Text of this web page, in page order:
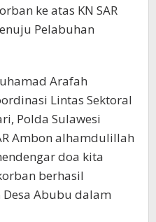
ke atas KN SAR
Pelabuhan
Arafah
Lintas Sektoral
Polda Sulawesi
Ambon alhamdulillah
doa kita
berhasil
Abubu dalam